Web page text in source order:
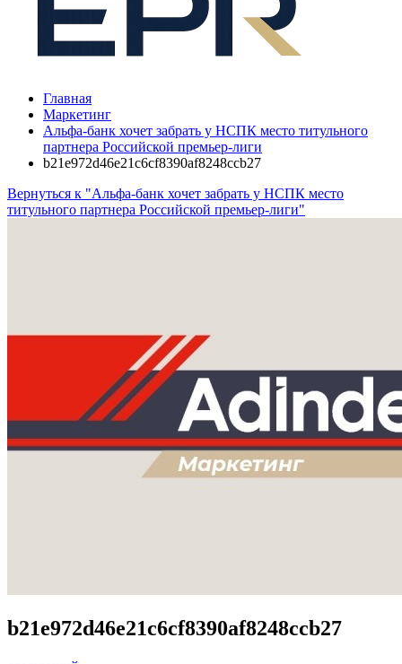
Главная
Маркетинг
Альфа-банк хочет забрать у НСПК место титульного
партнера Российской премьер-лиги
b21e972d46e21c6cf8390af8248ccb27
Вернуться к "Альфа-банк хочет забрать у НСПК место
титульного партнера Российской премьер-лиги"
b21e972d46e21c6cf8390af8248ccb27